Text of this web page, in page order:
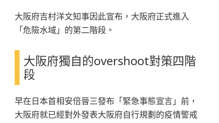
大阪府吉村洋文知事因此宣布，大阪府正式進入
「危險水域」的第二階段。
大阪府獨自的overshoot對策四階
段
早在日本首相安倍晉三發布「緊急事態宣言」前，
大阪府就已經對外發表大阪府自行規劃的疫情警戒